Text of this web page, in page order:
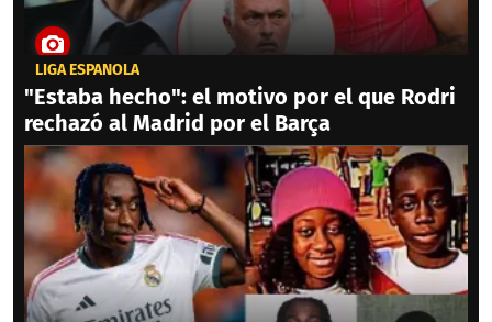
LIGA ESPAÑOLA
"Estaba hecho": el motivo por el que Rodri
rechazó al Madrid por el Barça